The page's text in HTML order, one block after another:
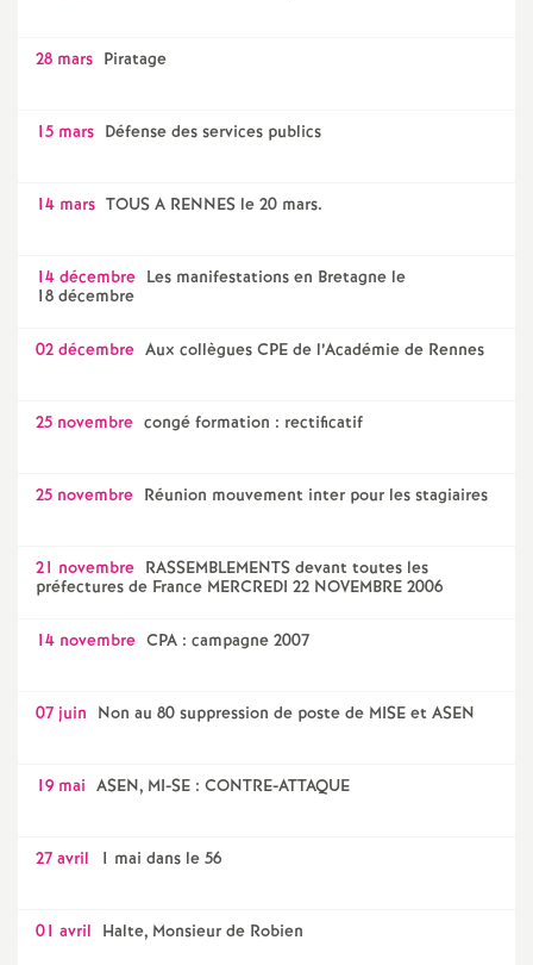
28 mars Piratage
15 mars Défense des services publics
14 mars TOUS A RENNES le 20 mars.
14 décembre Les manifestations en Bretagne le
18 décembre
02 décembre Aux collègues CPE de l’Académie de Rennes
25 novembre congé formation : rectificatif
25 novembre Réunion mouvement inter pour les stagiaires
21 novembre RASSEMBLEMENTS devant toutes les
préfectures de France MERCREDI 22 NOVEMBRE 2006
14 novembre CPA : campagne 2007
07 juin Non au 80 suppression de poste de MISE et ASEN
19 mai ASEN, MI-SE : CONTRE-ATTAQUE
27 avril 1 mai dans le 56
01 avril Halte, Monsieur de Robien